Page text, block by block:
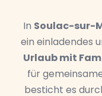
In Soulac-sur-
ein einladendes
Urlaub mit
für
besticht es